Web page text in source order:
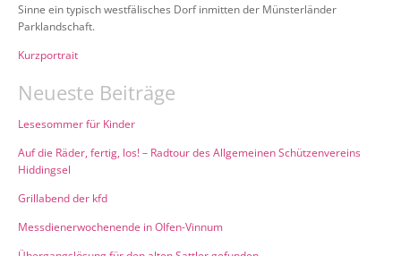
Sinne ein typisch westfälisches Dorf inmitten der Münsterländer
Parklandschaft.
Kurzportrait
Neueste Beiträge
Lesesommer für Kinder
Auf die Räder, fertig, los! – Radtour des Allgemeinen Schützenvereins
Hiddingsel
Grillabend der kfd
Messdienerwochenende in Olfen-Vinnum